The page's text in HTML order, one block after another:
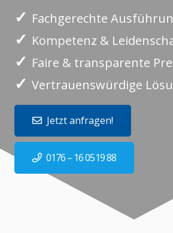
✓ Fachgerechte
✓ Kompetenz &
✓ Faire & transparente
✓ Vertrauenswürdige
Jetzt anfragen!
0176 – 16 0519 88